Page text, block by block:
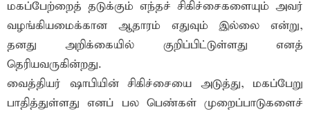
மகப்பேற்றைத் தடுக்கும் எந்தச் சிகிச்சைகளையும் அவர்
வழங்கியமைக்கான ஆதாரம் எதுவும் இல்லை என்று,
தனது அறிக்கையில் குறிப்பிட்டுள்ளது எனத்
தெரியவருகின்றது.
வைத்தியர் ஷாபியின் சிகிச்சையை அடுத்து, மகப்பேறு
பாதித்துள்ளது எனப் பல பெண்கள் முறைப்பாடுகளைச்